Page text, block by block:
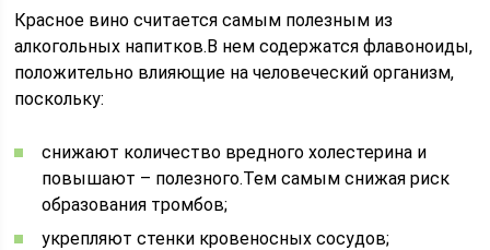
Красное вино считается самым полезным из
алкогольных напитков.В нем содержатся флавоноиды,
положительно влияющие на человеческий организм,
поскольку:
снижают количество вредного холестерина и
повышают – полезного.Тем самым снижая риск
образования тромбов;
укрепляют стенки кровеносных сосудов;